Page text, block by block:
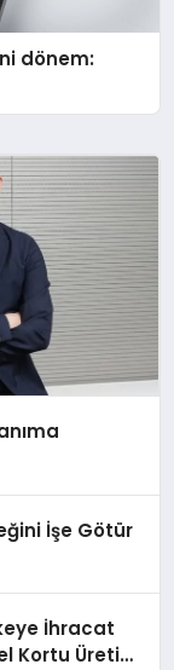
dönem:
İşe Götür
İhracat
Kortu Üretim